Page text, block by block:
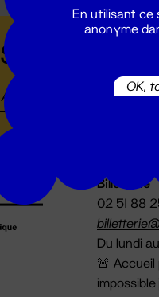
Suivez toutes
Billetterie
02 51 88
Du lundi
🚨 Accueil
En utilisant ce
anonyme
OK,